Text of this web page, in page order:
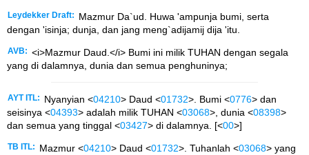
Leydekker Draft:
Mazmur Da`ud. Huwa 'ampunja bumi, serta
dengan 'isinja; dunja, dan jang meng`adijamij dija 'itu.
AVB: <i>Mazmur Daud.</i> Bumi ini milik TUHAN dengan segala
yang di dalamnya, dunia dan semua penghuninya;
AYT ITL: Nyanyian <04210> Daud <01732>. Bumi <0776> dan
seisinya <04393> adalah milik TUHAN <03068>, dunia <08398>
dan semua yang tinggal <03427> di dalamnya. [<00>]
TB ITL: Mazmur <04210> Daud <01732>. Tuhanlah <03068> yang